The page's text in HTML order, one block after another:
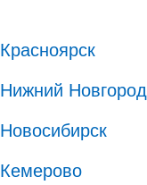
Красноярск
Нижний Новгород
Новосибирск
Кемерово